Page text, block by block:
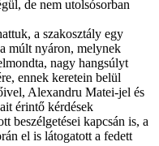
de nem utolsósorban
a szakosztály egy
múlt nyáron, melynek
nagy hangsúlyt
ennek keretein belül
Alexandru Matei-jel és
érintő kérdések
beszélgetései kapcsán is, a
el is látogatott a fedett